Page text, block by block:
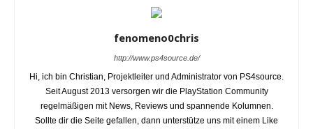
fenomeno0chris
http://www.ps4source.de/
Hi, ich bin Christian, Projektleiter und Administrator von PS4source.
Seit August 2013 versorgen wir die PlayStation Community
regelmäßigen mit News, Reviews und spannende Kolumnen.
Sollte dir die Seite gefallen, dann unterstütze uns mit einem Like